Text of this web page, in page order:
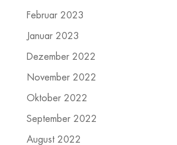
Februar 2023
Januar 2023
Dezember 2022
November 2022
Oktober 2022
September 2022
August 2022